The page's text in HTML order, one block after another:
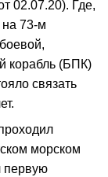
02.07.20). Где,
на 73-м
корабль (БПК)
связать
морском
первую